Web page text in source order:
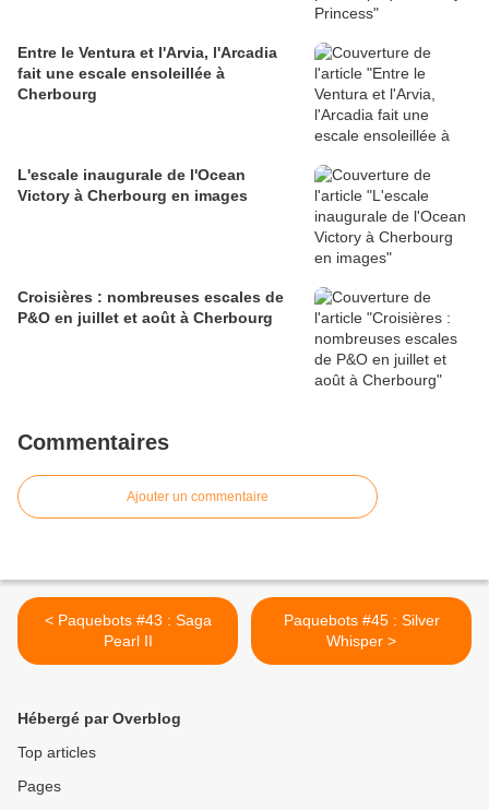
Entre le Ventura et l'Arvia, l'Arcadia
fait une escale ensoleillée à
Cherbourg
L'escale inaugurale de l'Ocean
Victory à Cherbourg en images
Croisières : nombreuses escales de
P&O en juillet et août à Cherbourg
Commentaires
Ajouter un commentaire
< Paquebots #43 : Saga
Pearl II
Paquebots #45 : Silver
Whisper >
Hébergé par Overblog
Top articles
Pages